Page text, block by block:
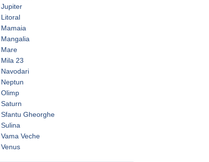
Jupiter
Litoral
Mamaia
Mangalia
Mare
Mila 23
Navodari
Neptun
Olimp
Saturn
Sfantu Gheorghe
Sulina
Vama Veche
Venus